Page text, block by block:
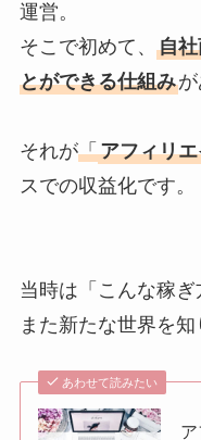
運営。
そこで初めて、 自
とができる仕組みが
それが「アフィリ
スでの収益化です。
当時は「こんな稼
また新たな世界を知
あわせて読みたい